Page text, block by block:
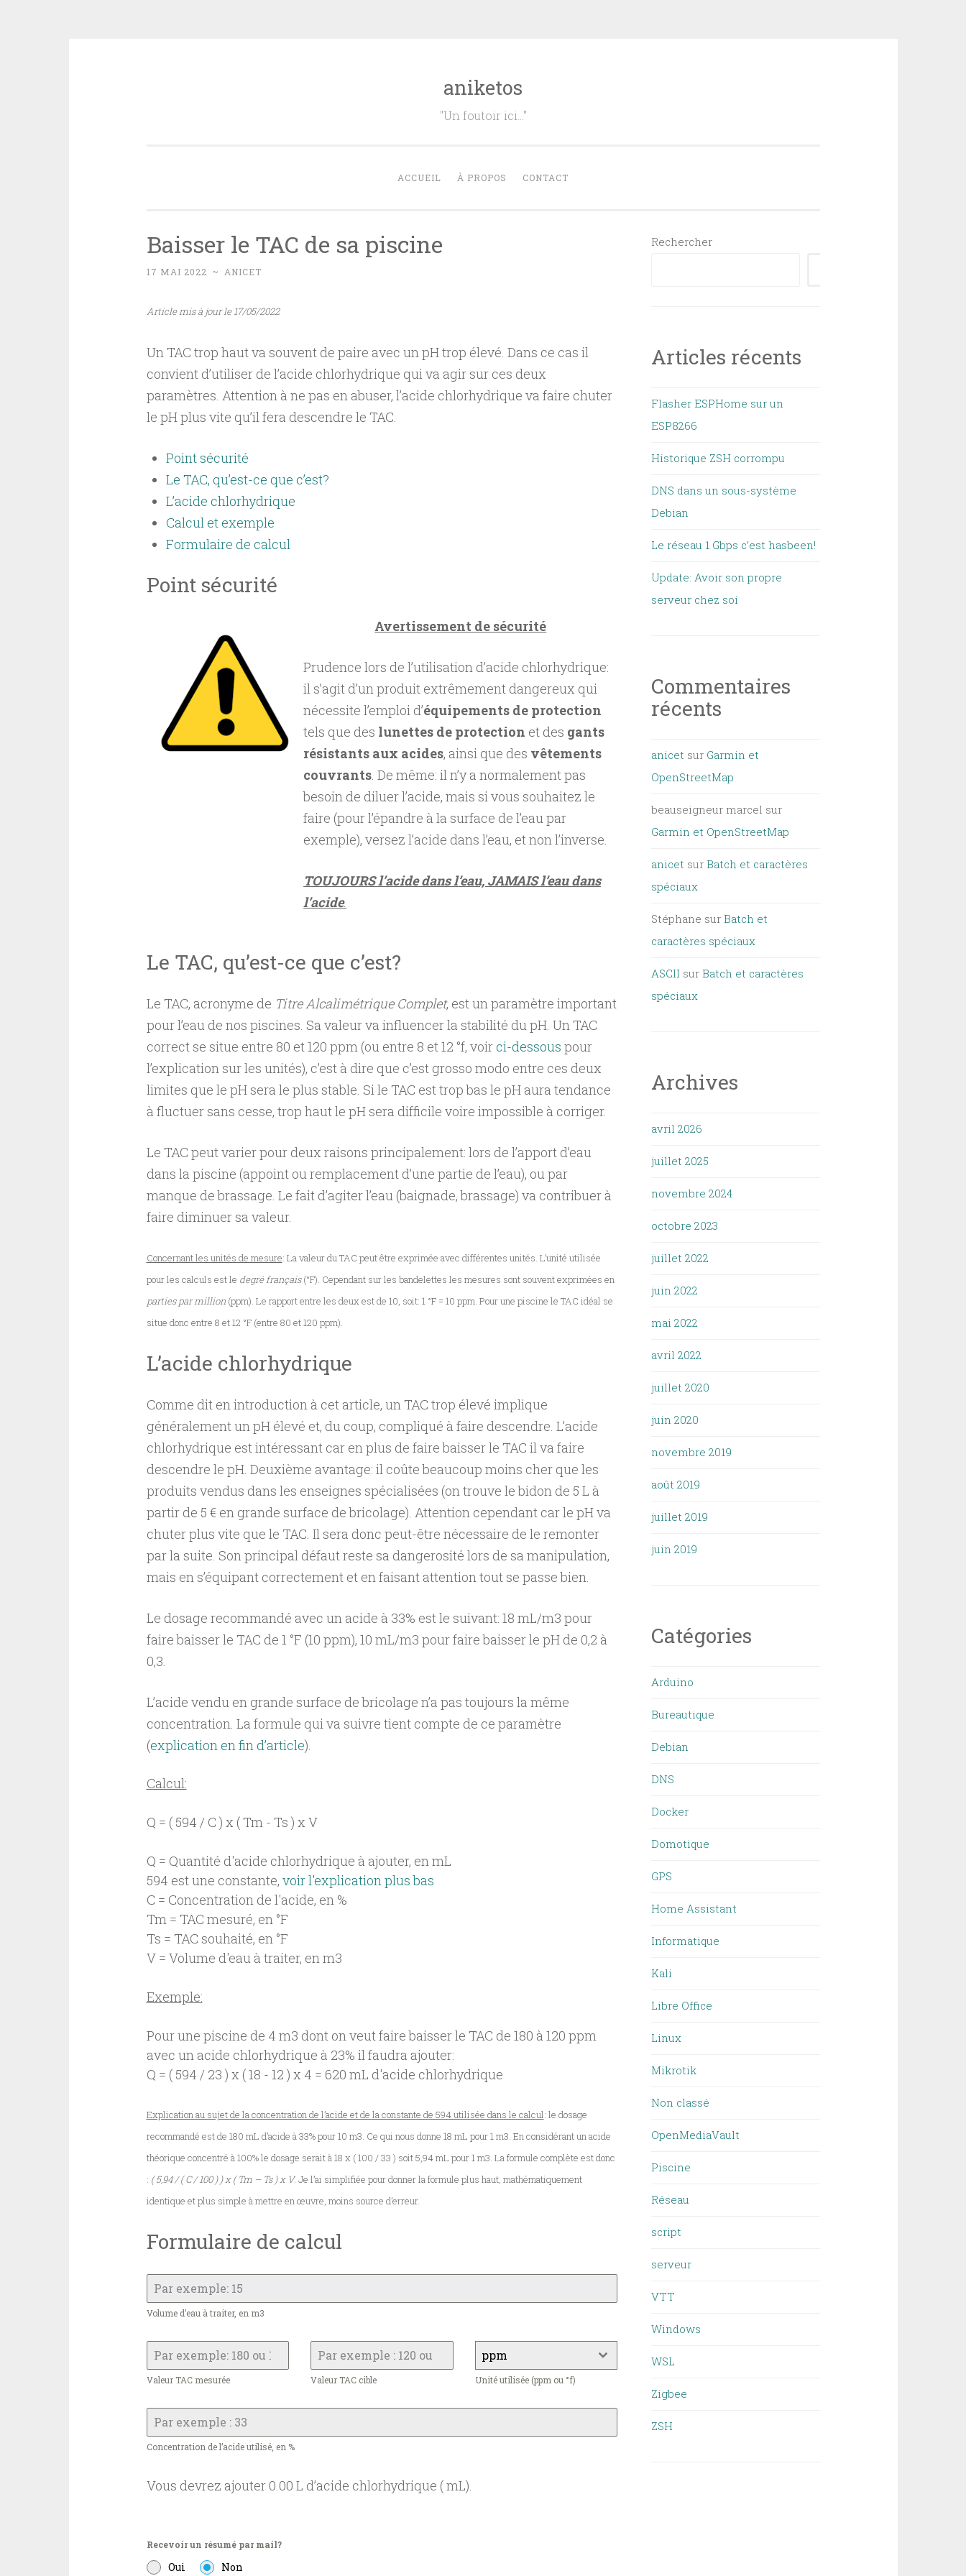
aniketos
"Un foutoir ici…"
ACCUEIL À PROPOS CONTACT
Baisser le TAC de sa piscine
17 MAI 2022 ~ ANICET
Article mis à jour le 17/05/2022
Un TAC trop haut va souvent de paire avec un pH trop élevé. Dans ce cas il
convient d’utiliser de l’acide chlorhydrique qui va agir sur ces deux
paramètres. Attention à ne pas en abuser, l’acide chlorhydrique va faire chuter
le pH plus vite qu’il fera descendre le TAC.
Point sécurité
Le TAC, qu’est-ce que c’est?
L’acide chlorhydrique
Calcul et exemple
Formulaire de calcul
Point sécurité
Avertissement de sécurité
Prudence lors de l’utilisation d’acide chlorhydrique:
il s’agit d’un produit extrêmement dangereux qui
nécessite l’emploi d’équipements de protection
tels que des lunettes de protection et des gants
résistants aux acides, ainsi que des vêtements
couvrants. De même: il n’y a normalement pas
besoin de diluer l’acide, mais si vous souhaitez le
faire (pour l’épandre à la surface de l’eau par
exemple), versez l’acide dans l’eau, et non l’inverse.
TOUJOURS l’acide dans l’eau, JAMAIS l’eau dans
l’acide.
Le TAC, qu’est-ce que c’est?
Le TAC, acronyme de Titre Alcalimétrique Complet, est un paramètre important
pour l’eau de nos piscines. Sa valeur va influencer la stabilité du pH. Un TAC
correct se situe entre 80 et 120 ppm (ou entre 8 et 12 °f, voir ci-dessous pour
l’explication sur les unités), c’est à dire que c’est grosso modo entre ces deux
limites que le pH sera le plus stable. Si le TAC est trop bas le pH aura tendance
à fluctuer sans cesse, trop haut le pH sera difficile voire impossible à corriger.
Le TAC peut varier pour deux raisons principalement: lors de l’apport d’eau
dans la piscine (appoint ou remplacement d’une partie de l’eau), ou par
manque de brassage. Le fait d’agiter l’eau (baignade, brassage) va contribuer à
faire diminuer sa valeur.
Concernant les unités de mesure: La valeur du TAC peut être exprimée avec différentes unités. L’unité utilisée
pour les calculs est le degré français(°F). Cependant sur les bandelettes les mesures sont souvent exprimées en
parties par million(ppm). Le rapport entre les deux est de 10, soit: 1 °F = 10 ppm. Pour une piscine le TAC idéal se
situe donc entre 8 et 12 °F (entre 80 et 120 ppm).
L’acide chlorhydrique
Comme dit en introduction à cet article, un TAC trop élevé implique
généralement un pH élevé et, du coup, compliqué à faire descendre. L’acide
chlorhydrique est intéressant car en plus de faire baisser le TAC il va faire
descendre le pH. Deuxième avantage: il coûte beaucoup moins cher que les
produits vendus dans les enseignes spécialisées (on trouve le bidon de 5 L à
partir de 5 € en grande surface de bricolage). Attention cependant car le pH va
chuter plus vite que le TAC. Il sera donc peut-être nécessaire de le remonter
par la suite. Son principal défaut reste sa dangerosité lors de sa manipulation,
mais en s’équipant correctement et en faisant attention tout se passe bien.
Le dosage recommandé avec un acide à 33% est le suivant: 18 mL/m3 pour
faire baisser le TAC de 1 °F (10 ppm), 10 mL/m3 pour faire baisser le pH de 0,2 à
0,3.
L’acide vendu en grande surface de bricolage n’a pas toujours la même
concentration. La formule qui va suivre tient compte de ce paramètre
(explication en fin d’article).
Calcul:
Q = ( 594 / C ) x ( Tm - Ts ) x V
Q = Quantité d'acide chlorhydrique à ajouter, en mL
594 est une constante, voir l'explication plus bas
C = Concentration de l'acide, en %
Tm = TAC mesuré, en °F
Ts = TAC souhaité, en °F
V = Volume d'eau à traiter, en m3
Exemple:
Pour une piscine de 4 m3 dont on veut faire baisser le TAC de 180 à 120 ppm
avec un acide chlorhydrique à 23% il faudra ajouter:
Q = ( 594 / 23 ) x ( 18 - 12 ) x 4 = 620 mL d'acide chlorhydrique
Explication au sujet de la concentration de l’acide et de la constante de 594 utilisée dans le calcul: le dosage
recommandé est de 180 mL d’acide à 33% pour 10 m3. Ce qui nous donne 18 mL pour 1 m3. En considérant un acide
théorique concentré à 100% le dosage serait à 18 x ( 100 / 33 ) soit 5,94 mL pour 1 m3. La formule complète est donc
: ( 5,94 / ( C / 100 ) ) x ( Tm – Ts ) x V. Je l’ai simplifiée pour donner la formule plus haut, mathématiquement
identique et plus simple à mettre en œuvre, moins source d’erreur.
Formulaire de calcul
Volume d’eau à traiter, en m3
Valeur TAC mesurée Valeur TAC cible
ppm
Unité utilisée (ppm ou °f)
Concentration de l’acide utilisé, en %
Vous devrez ajouter 0.00 L d’acide chlorhydrique ( mL).
Recevoir un résumé par mail?
Oui Non
Rechercher
Articles récents
Flasher ESPHome sur un
ESP8266
Historique ZSH corrompu
DNS dans un sous-système
Debian
Le réseau 1 Gbps c’est hasbeen!
Update: Avoir son propre
serveur chez soi
Commentaires
récents
anicet sur Garmin et
OpenStreetMap
beauseigneur marcel sur
Garmin et OpenStreetMap
anicet sur Batch et caractères
spéciaux
Stéphane sur Batch et
caractères spéciaux
ASCII sur Batch et caractères
spéciaux
Archives
avril 2026
juillet 2025
novembre 2024
octobre 2023
juillet 2022
juin 2022
mai 2022
avril 2022
juillet 2020
juin 2020
novembre 2019
août 2019
juillet 2019
juin 2019
Catégories
Arduino
Bureautique
Debian
DNS
Docker
Domotique
GPS
Home Assistant
Informatique
Kali
Libre Office
Linux
Mikrotik
Non classé
OpenMediaVault
Piscine
Réseau
script
serveur
VTT
Windows
WSL
Zigbee
ZSH